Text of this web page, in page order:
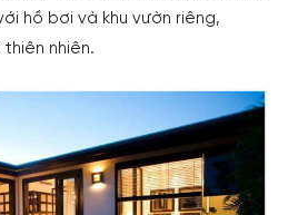
hồ bơi và khu vườn riêng,
nhiên.